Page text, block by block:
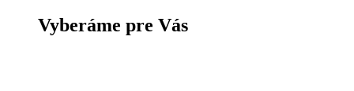
Vyberáme pre Vás